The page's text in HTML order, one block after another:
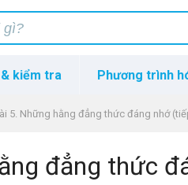
kiểm tra Phương trình
5. Những hằng đẳng thức đáng nhớ
đẳng thức